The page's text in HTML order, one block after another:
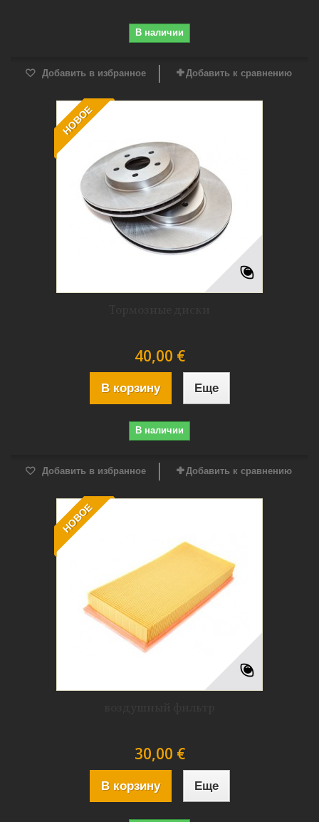
В наличии
Добавить в избранное Добавить к сравнению
НОВОЕ
40,00 €
В корзину Еще
В наличии
Добавить в избранное Добавить к сравнению
НОВОЕ
30,00 €
В корзину Еще